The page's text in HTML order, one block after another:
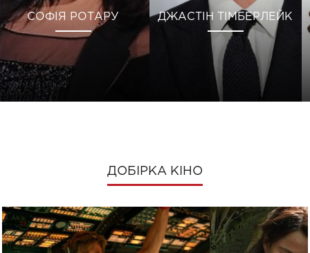
СОФІЯ РОТАРУ ДЖАСТІН ТІМБЕРЛЕЙК
ДОБІРКА КІНО